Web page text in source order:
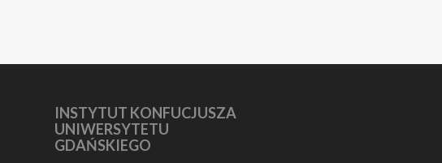
INSTYTUT KONFUCJUSZA
UNIWERSYTETU
GDAŃSKIEGO